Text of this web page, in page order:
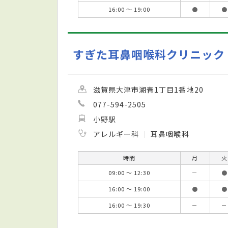
16:00 ～ 19:00
● ●
すぎた耳鼻咽喉科クリニック
滋賀県大津市湖青1丁目1番地20
077-594-2505
小野駅
アレルギー科
耳鼻咽喉科
時間 月 火
09:00 ～ 12:30
－ ●
16:00 ～ 19:00
● ●
16:00 ～ 19:30
－ －